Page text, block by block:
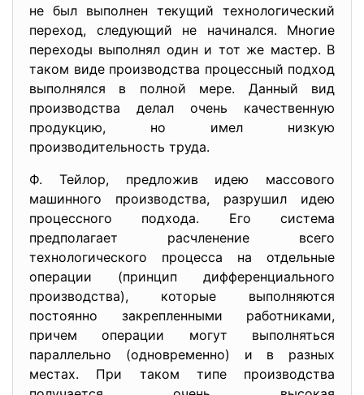
не был выполнен текущий технологический
переход, следующий не начинался. Многие
переходы выполнял один и тот же мастер. В
таком виде производства процессный подход
выполнялся в полной мере. Данный вид
производства делал очень качественную
продукцию, но имел низкую
производительность труда.
Ф. Тейлор, предложив идею массового
машинного производства, разрушил идею
процессного подхода. Его система
предполагает расчленение всего
технологического процесса на отдельные
операции (принцип дифференциального
производства), которые выполняются
постоянно закрепленными работниками,
причем операции могут выполняться
параллельно (одновременно) и в разных
местах. При таком типе производства